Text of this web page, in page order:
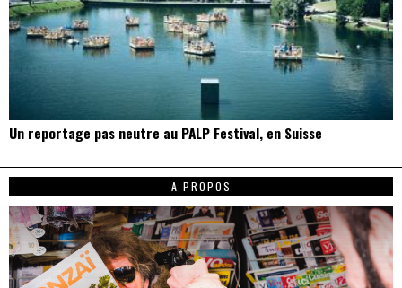
Un reportage pas neutre au PALP Festival, en Suisse
A PROPOS